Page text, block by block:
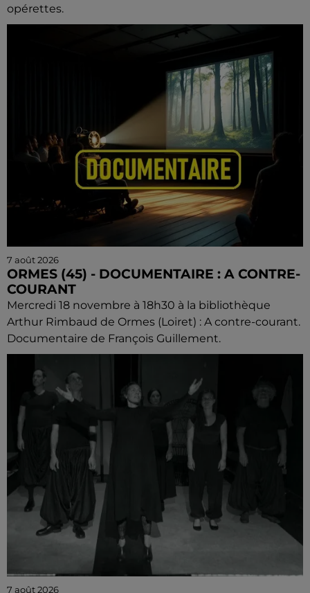
opérettes.
7 août 2026
ORMES (45) - DOCUMENTAIRE : A CONTRE-
COURANT
Mercredi 18 novembre à 18h30 à la bibliothèque
Arthur Rimbaud de Ormes (Loiret) : A contre-courant.
Documentaire de François Guillement.
7 août 2026